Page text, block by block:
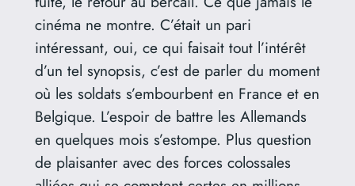
cinéma ne montre. C’était un pari
intéressant, oui, ce qui faisait tout l’intérêt
d’un tel synopsis, c’est de parler du moment
où les soldats s’embourbent en France et en
Belgique. L’espoir de battre les Allemands
en quelques mois s’estompe. Plus question
de plaisanter avec des forces colossales